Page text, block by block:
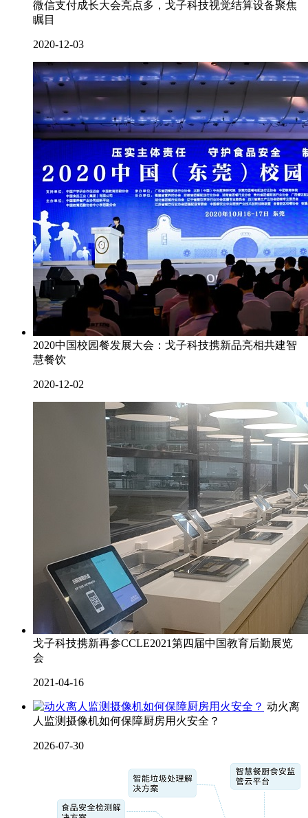
微信支付成长大会亮点多，戈子科技视觉结算设备聚焦
瞩目
2020-12-03
2020中国校园餐发展大会：戈子科技携新品亮相共建智
慧餐饮
2020-12-02
戈子科技携新再参CCLE2021第四届中国教育后勤展览
会
2021-04-16
动火离
人监测摄像机如何保障厨房用火安全？
2026-07-30